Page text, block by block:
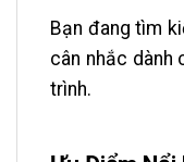
Bạn đang tìm
cân nhắc dành
trình.